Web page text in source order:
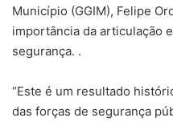
Município (GGIM), Felipe
importância da articulação
segurança. .
“Este é um resultado
das forças de segurança